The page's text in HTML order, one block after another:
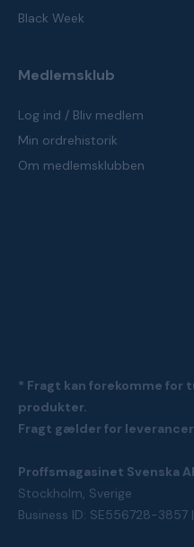
Black Week
Medlemsklub
Log ind / Bliv medlem
Min ordrehistorik
Om medlemsklubben
* Fragt kan forekomme for
produkter.
Fragt gælder for
Proffsmagasinet Svenska
Stockholm, Sverige
Business ID: SE556728-3857